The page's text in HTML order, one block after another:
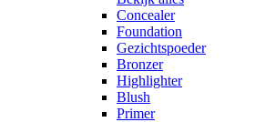
Concealer
Foundation
Gezichtspoeder
Bronzer
Highlighter
Blush
Primer